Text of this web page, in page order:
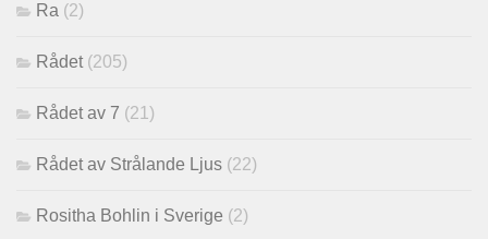
Ra (2)
Rådet(205)
Rådet av 7 (21)
Rådet av Strålande Ljus (22)
Rositha Bohlin i Sverige (2)